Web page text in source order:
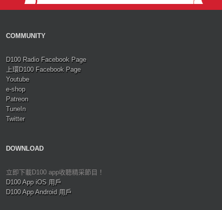
COMMUNITY
D100 Radio Facebook Page
上環D100 Facebook Page
Youtube
e-shop
Patreon
TuneIn
Twitter
DOWNLOAD
立即下載D100 app收聽精采節目！
D100 App iOS 用戶
D100 App Android 用戶